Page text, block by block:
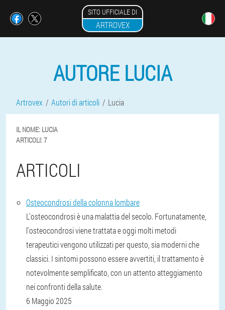
SITO UFFICIALE DI
ARTROVEX
AUTORE LUCIA
Artrovex Autori di articoli Lucia
IL NOME: LUCIA
ARTICOLI:7
ARTICOLI
Osteocondrosi della colonna lombare
L'osteocondrosi è una malattia del secolo. Fortunatamente,
l'osteocondrosi viene trattata e oggi molti metodi
terapeutici vengono utilizzati per questo, sia moderni che
classici. I sintomi possono essere avvertiti, il trattamento è
notevolmente semplificato, con un attento atteggiamento
nei confronti della salute.
6 Maggio 2025